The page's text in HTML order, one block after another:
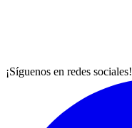
¡Síguenos en redes sociales!